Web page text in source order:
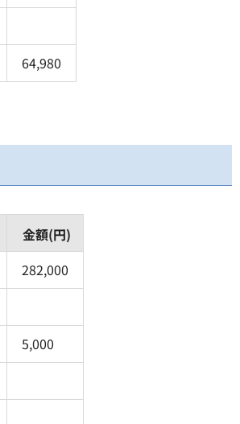
64,980
金額(円)
282,000
5,000